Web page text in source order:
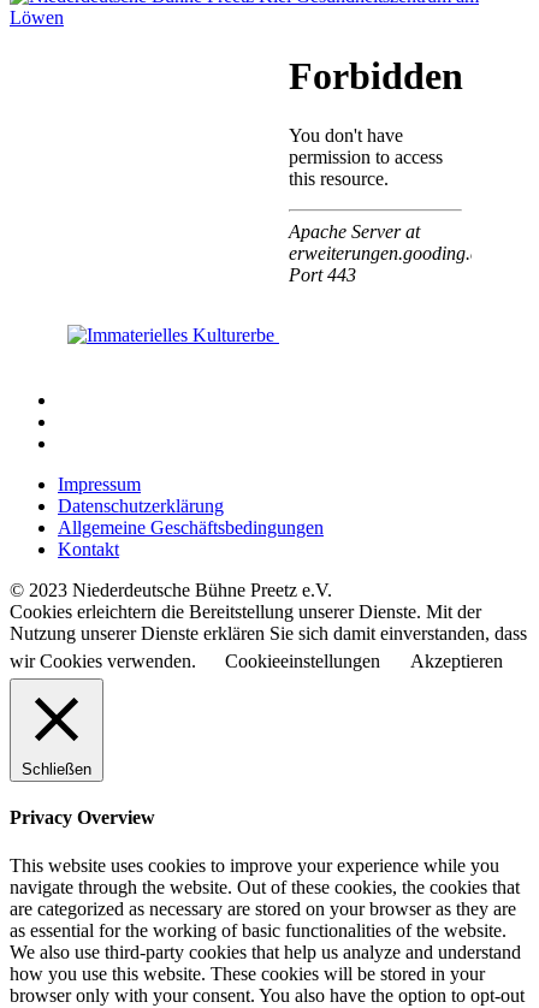
Impressum
Datenschutzerklärung
Allgemeine Geschäftsbedingungen
Kontakt
© 2023 Niederdeutsche Bühne Preetz e.V.
Cookies erleichtern die Bereitstellung unserer Dienste. Mit der
Nutzung unserer Dienste erklären Sie sich damit einverstanden, dass
wir Cookies verwenden.
Cookieeinstellungen Akzeptieren
Schließen
Privacy Overview
This website uses cookies to improve your experience while you
navigate through the website. Out of these cookies, the cookies that
are categorized as necessary are stored on your browser as they are
as essential for the working of basic functionalities of the website.
We also use third-party cookies that help us analyze and understand
how you use this website. These cookies will be stored in your
browser only with your consent. You also have the option to opt-out